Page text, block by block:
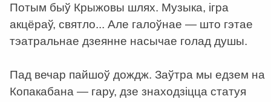
Потым быў Крыжовы шлях. Музыка, ігра
акцёраў, святло... Але галоўнае — што гэтае
тэатральнае дзеянне насычае голад душы.
Пад вечар пайшоў дождж. Заўтра мы едзем на
Копакабана — гару, дзе знаходзіцца статуя